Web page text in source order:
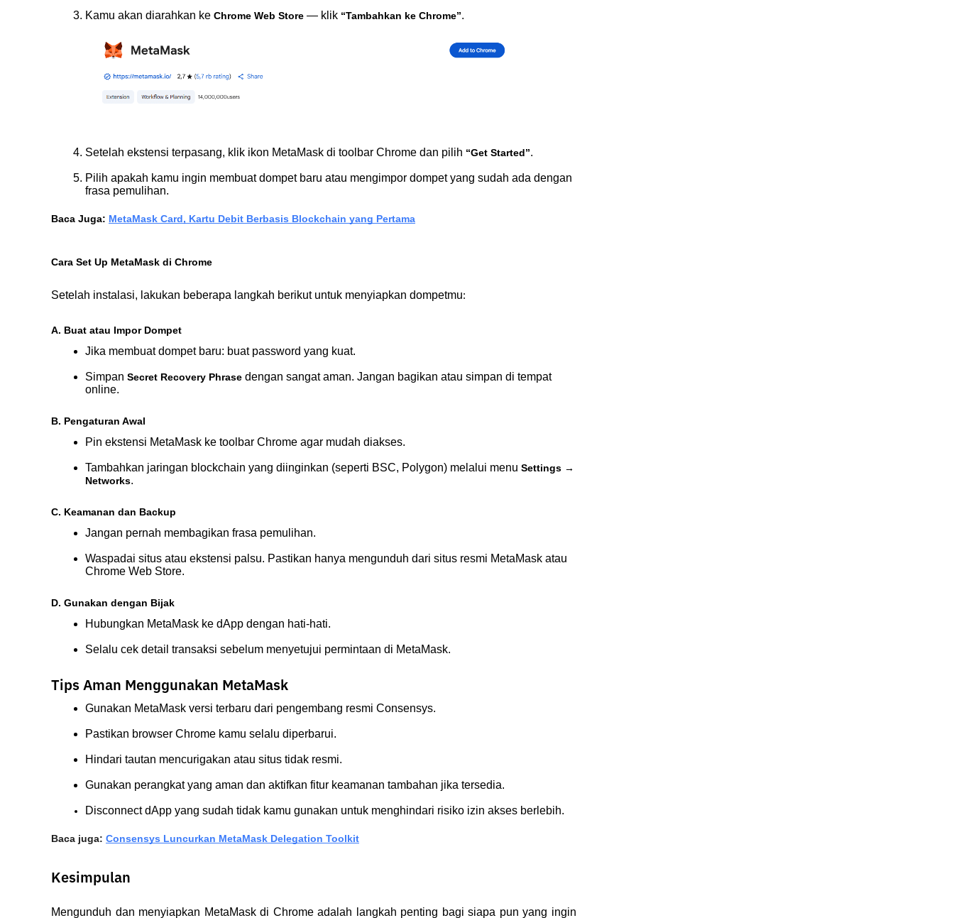
Kamu akan diarahkan ke Chrome Web Store — klik “Tambahkan ke Chrome”.
Setelah ekstensi terpasang, klik ikon MetaMask di toolbar Chrome dan pilih “Get Started”.
Pilih apakah kamu ingin membuat dompet baru atau mengimpor dompet yang sudah ada dengan
frasa pemulihan.
Baca Juga: MetaMask Card, Kartu Debit Berbasis Blockchain yang Pertama
Cara Set Up MetaMask di Chrome
Setelah instalasi, lakukan beberapa langkah berikut untuk menyiapkan dompetmu:
A. Buat atau Impor Dompet
Jika membuat dompet baru: buat password yang kuat.
Simpan Secret Recovery Phrase dengan sangat aman. Jangan bagikan atau simpan di tempat
online.
B. Pengaturan Awal
Pin ekstensi MetaMask ke toolbar Chrome agar mudah diakses.
Tambahkan jaringan blockchain yang diinginkan (seperti BSC, Polygon) melalui menu Settings →
Networks.
C. Keamanan dan Backup
Jangan pernah membagikan frasa pemulihan.
Waspadai situs atau ekstensi palsu. Pastikan hanya mengunduh dari situs resmi MetaMask atau
Chrome Web Store.
D. Gunakan dengan Bijak
Hubungkan MetaMask ke dApp dengan hati-hati.
Selalu cek detail transaksi sebelum menyetujui permintaan di MetaMask.
Tips Aman Menggunakan MetaMask
Gunakan MetaMask versi terbaru dari pengembang resmi Consensys.
Pastikan browser Chrome kamu selalu diperbarui.
Hindari tautan mencurigakan atau situs tidak resmi.
Gunakan perangkat yang aman dan aktifkan fitur keamanan tambahan jika tersedia.
Disconnect dApp yang sudah tidak kamu gunakan untuk menghindari risiko izin akses berlebih.
Baca juga: Consensys Luncurkan MetaMask Delegation Toolkit
Kesimpulan
Mengunduh dan menyiapkan MetaMask di Chrome adalah langkah penting bagi siapa pun yang ingin